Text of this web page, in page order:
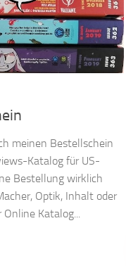
meinen Bestellschein
Katalog für US-
Bestellung wirklich
Optik, Inhalt oder
Katalog...